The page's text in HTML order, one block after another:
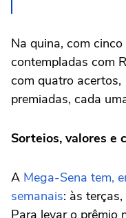
Na quina, com
contempladas com
com quatro
premiadas, cada
Sorteios, valores e
A Mega-Sena tem,
semanais: às
Para levar o prêmio